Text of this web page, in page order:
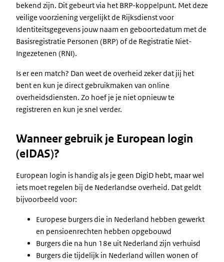
bekend zijn. Dit gebeurt via het BRP-koppelpunt. Met deze
veilige voorziening vergelijkt de Rijksdienst voor
Identiteitsgegevens jouw naam en geboortedatum met de
Basisregistratie Personen (BRP) of de Registratie Niet-
Ingezetenen (RNI).
Is er een match? Dan weet de overheid zeker dat jij het
bent en kun je direct gebruikmaken van online
overheidsdiensten. Zo hoef je je niet opnieuw te
registreren en kun je snel verder.
Wanneer gebruik je European login
(eIDAS)?
European login is handig als je geen DigiD hebt, maar wel
iets moet regelen bij de Nederlandse overheid. Dat geldt
bijvoorbeeld voor:
Europese burgers die in Nederland hebben gewerkt
en pensioenrechten hebben opgebouwd
Burgers die na hun 18e uit Nederland zijn verhuisd
Burgers die tijdelijk in Nederland willen wonen of